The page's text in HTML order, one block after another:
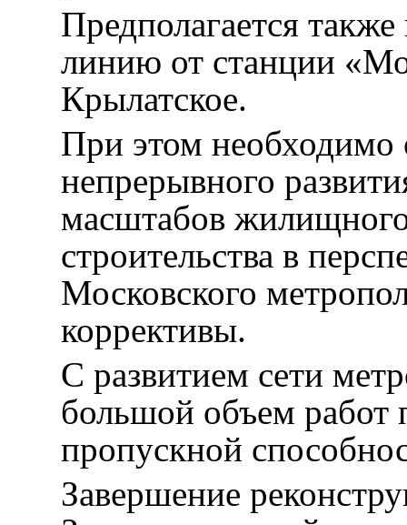
Предполагается
линию от станции
Крылатское.
При этом необходимо
непрерывного
масштабов
строительства в
Московского
коррективы.
С развитием сети
большой объем работ
пропускной
Завершение